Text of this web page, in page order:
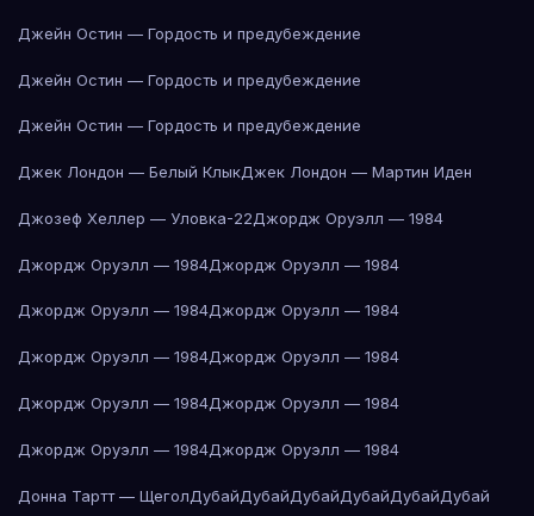
Джейн Остин — Гордость и предубеждение
Джейн Остин — Гордость и предубеждение
Джейн Остин — Гордость и предубеждение
Джек Лондон — Белый КлыкДжек Лондон — Мартин Иден
Джозеф Хеллер — Уловка-22Джордж Оруэлл — 1984
Джордж Оруэлл — 1984Джордж Оруэлл — 1984
Джордж Оруэлл — 1984Джордж Оруэлл — 1984
Джордж Оруэлл — 1984Джордж Оруэлл — 1984
Джордж Оруэлл — 1984Джордж Оруэлл — 1984
Джордж Оруэлл — 1984Джордж Оруэлл — 1984
Донна Тартт — ЩеголДубайДубайДубайДубайДубайДубай